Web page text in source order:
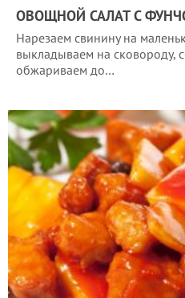
ОВОЩНОЙ САЛАТ С
Нарезаем свинину на
выкладываем на сковороду,
обжариваем до…